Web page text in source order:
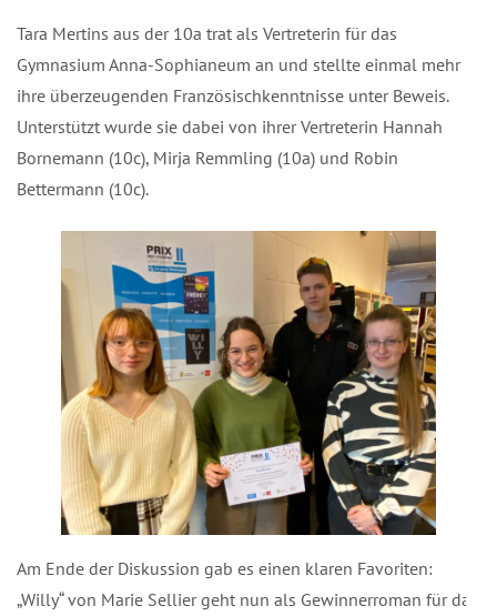
Tara Mertins aus der 10a trat als Vertreterin für das
Gymnasium Anna-Sophianeum an und stellte einmal mehr
ihre überzeugenden Französischkenntnisse unter Beweis.
Unterstützt wurde sie dabei von ihrer Vertreterin Hannah
Bornemann (10c), Mirja Remmling (10a) und Robin
Bettermann (10c).
Am Ende der Diskussion gab es einen klaren Favoriten:
„Willy“ von Marie Sellier geht nun als Gewinnerroman für das